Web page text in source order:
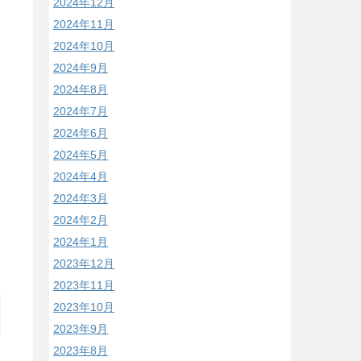
2024年11月
2024年10月
2024年9月
2024年8月
2024年7月
2024年6月
2024年5月
2024年4月
2024年3月
2024年2月
2024年1月
2023年12月
2023年11月
2023年10月
2023年9月
2023年8月